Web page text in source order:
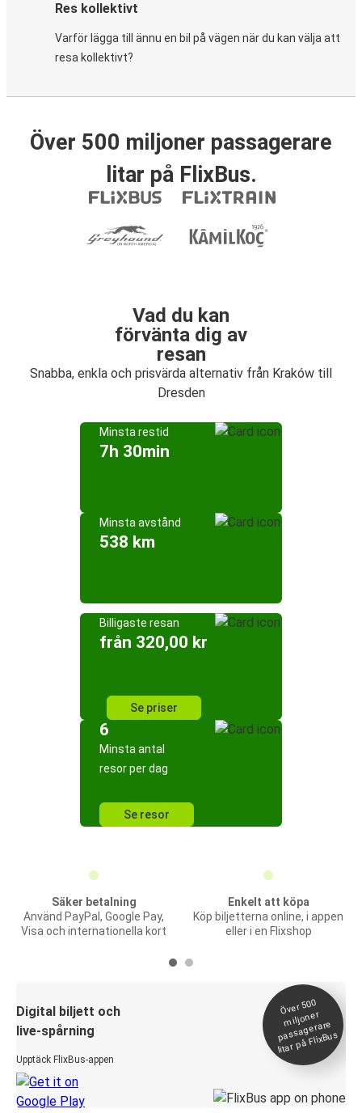
Res kollektivt
Varför lägga till ännu en bil på vägen när du kan välja att
resa kollektivt?
Över 500 miljoner passagerare
litar på FlixBus.
Vad du kan
förvänta dig av
resan
Snabba, enkla och prisvärda alternativ från Kraków till
Dresden
Minsta restid
7h 30min
Minsta avstånd
538 km
Billigaste resan
från 320,00 kr
Se priser
6
Minsta antal
resor per dag
Se resor
Säker betalning
Använd PayPal, Google Pay,
Visa och internationella kort
Enkelt att köpa
Köp biljetterna online, i appen
eller i en Flixshop
Digital biljett och
live-spårning
Upptäck FlixBus-appen
Över 500
miljoner
passagerare
litar på FlixBus